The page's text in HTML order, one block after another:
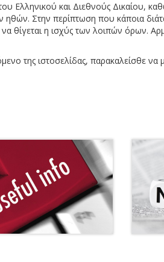
Ελληνικού και Διεθνούς Δικαίου,
Στην περίπτωση που κάποια
θίγεται η ισχύς των λοιπών όρων.
της ιστοσελίδας, παρακαλείσθε